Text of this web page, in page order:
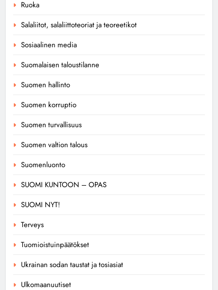
Ruoka
Salaliitot, salaliittoteoriat ja teoreetikot
Sosiaalinen media
Suomalaisen taloustilanne
Suomen hallinto
Suomen korruptio
Suomen turvallisuus
Suomen valtion talous
Suomenluonto
SUOMI KUNTOON – OPAS
SUOMI NYT!
Terveys
Tuomioistuinpäätökset
Ukrainan sodan taustat ja tosiasiat
Ulkomaanuutiset